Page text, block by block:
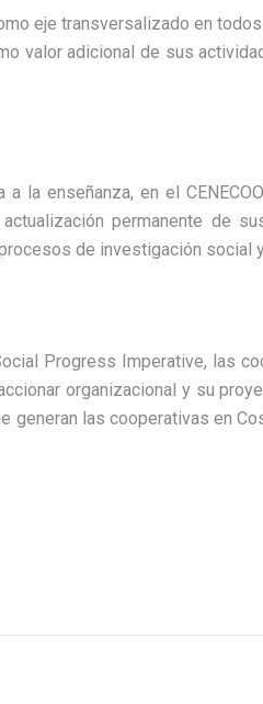
eje transversalizado en
valor adicional de sus
la enseñanza, en el
permanente de
de investigación social
Progress Imperative, las
organizacional y su
las cooperativas en